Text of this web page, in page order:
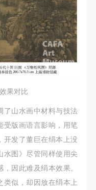
果对比
了山水画中材料与技法
受版画语言影响，用笔
开发了董巨在绢本上没
水图》尽管同样使用尖
因此难及绢本效果。
类似，却因放在绢本上